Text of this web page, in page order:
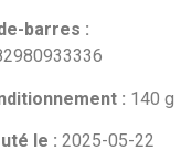
barres :
: 140 g
le : 2025-05-22